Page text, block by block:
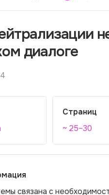
диалоге
4
Страниц
~ 25–30
связана с